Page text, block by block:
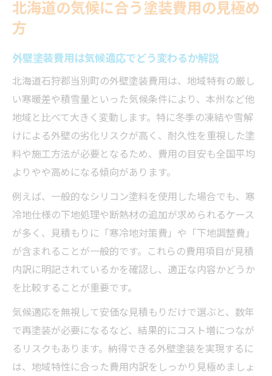
北海道の気候に合う塗装費用の見極め
方
外壁塗装費用は気候適応でどう変わるか解説
北海道石狩郡当別町の外壁塗装費用は、地域特有の厳し
い寒暖差や積雪量といった気候条件により、本州など他
地域と比べて大きく変動します。特に冬季の凍結や雪解
けによる外壁の劣化リスクが高く、耐久性を重視した塗
料や施工方法が必要となるため、費用の目安も全国平均
よりやや高めになる傾向があります。
例えば、一般的なシリコン塗料を使用した場合でも、寒
冷地仕様の下地処理や断熱材の追加が求められるケース
が多く、見積もりに「寒冷地対策費」や「下地調整費」
が含まれることが一般的です。これらの費用項目が見積
内訳に明記されているかを確認し、適正な内容かどうか
を比較することが重要です。
気候適応を無視して安価な見積もりだけで選ぶと、数年
で再塗装が必要になるなど、結果的にコスト増につなが
るリスクもあります。納得できる外壁塗装を実現するに
は、地域特性に合った費用内訳をしっかり見極めましょ